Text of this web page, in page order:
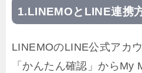
LINEMOとLINE連携
LINEMOのLINE公式アカ
「かんたん確認」からMy